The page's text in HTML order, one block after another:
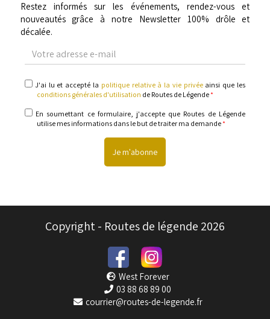
Restez informés sur les événements, rendez-vous et
nouveautés grâce à notre Newsletter 100% drôle et
décalée.
adresse
e-
politique
relative
la
J'ai lu et accepté la politique relative à la vie privéeainsi que les
conditions générales d'utilisation de Routes de Légende*
informations
En soumettant ce formulaire, j'accepte que Routes de Légende
utilise mes informations dans le but de traiter ma demande*
Copyright - Routes de légende 2026
West Forever
03 88 68 89 00
courrier@routes-de-legende.fr